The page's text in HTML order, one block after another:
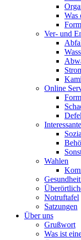
Was
Ver- und
Online
Wahlen
Notruftafel
Satzungen
Über uns
Grußwort
Was ist